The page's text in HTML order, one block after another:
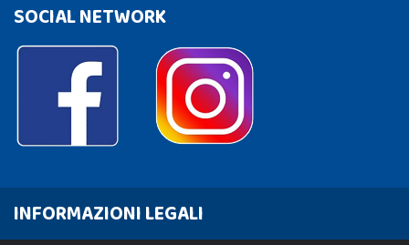
SOCIAL NETWORK
INFORMAZIONI LEGALI